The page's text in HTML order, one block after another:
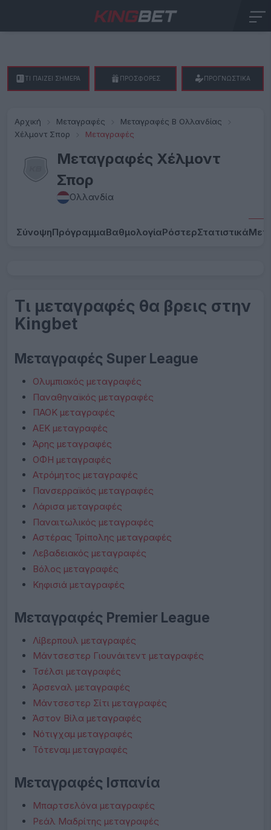
Αρχική Μεταγραφές
Μεταγραφές Β Ολλανδίας
Χέλμοντ Σπορ
Μεταγραφές
Μεταγραφές Χέλμοντ
Σπορ
Ολλανδία
ΣύνοψηΠρόγραμμαΒαθμολογίαΡόστερΣτατιστικά
Τι μεταγραφές θα βρεις στην
Kingbet
Μεταγραφές Super League
Ολυμπιακός μεταγραφές
Παναθηναϊκός μεταγραφές
ΠΑΟΚ μεταγραφές
ΑΕΚ μεταγραφές
Άρης μεταγραφές
ΟΦΗ μεταγραφές
Ατρόμητος μεταγραφές
Πανσερραϊκός μεταγραφές
Λάρισα μεταγραφές
Παναιτωλικός μεταγραφές
Αστέρας Τρίπολης μεταγραφές
Λεβαδειακός μεταγραφές
Βόλος μεταγραφές
Κηφισιά μεταγραφές
Μεταγραφές Premier League
Λίβερπουλ μεταγραφές
Μάντσεστερ Γιουνάιτεντ μεταγραφές
Τσέλσι μεταγραφές
Άρσεναλ μεταγραφές
Μάντσεστερ Σίτι μεταγραφές
Άστον Βίλα μεταγραφές
Νότιγχαμ μεταγραφές
Τότεναμ μεταγραφές
Μεταγραφές Ισπανία
Μπαρτσελόνα μεταγραφές
Ρεάλ Μαδρίτης μεταγραφές
ΤΙ ΠΑΙΖΕΙ ΣΗΜΕΡΑ ΠΡΟΣΦΟΡΕΣ ΠΡΟΓΝΩΣΤΙΚΑ